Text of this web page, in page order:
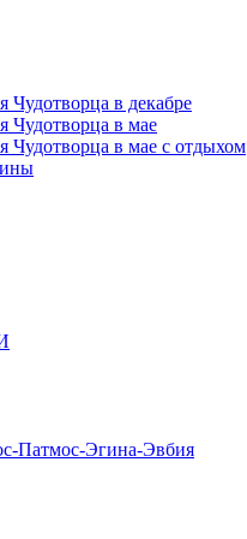
в декабре
в мае
в мае с отдыхом
Эгина-Эвбия